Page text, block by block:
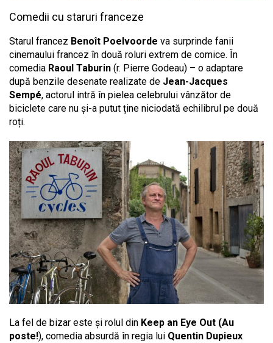
Comedii cu staruri franceze
Starul francez Benoît Poelvoorde va surprinde fanii
cinemaului francez în două roluri extrem de comice. În
comedia Raoul Taburin (r. Pierre Godeau) – o adaptare
după benzile desenate realizate de Jean-Jacques
Sempé, actorul intră în pielea celebrului vânzător de
biciclete care nu și-a putut ține niciodată echilibrul pe două
roți.
La fel de bizar este și rolul din Keep an Eye Out (Au
poste!), comedia absurdă în regia lui Quentin Dupieux